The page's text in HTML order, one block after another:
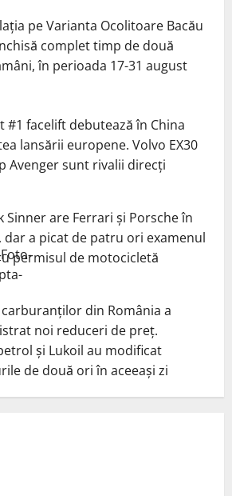
pe Varianta Ocolitoare Bacău
complet timp de două
în perioada 17-31 august
#1 facelift debutează în China
lansării europene. Volvo EX30
Avenger sunt rivalii direcți
Sinner are Ferrari și Porsche în
dar a picat de patru ori examenul
permisul de motocicletă
carburanților din România a
noi reduceri de preț.
și Lukoil au modificat
de două ori în aceeași zi